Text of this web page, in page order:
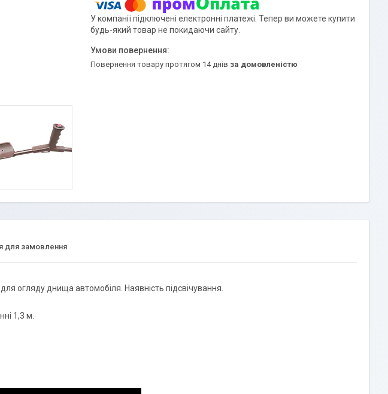
У компанії підключені електронні платежі. Тепер ви можете купити
будь-який товар не покидаючи сайту.
повернення товару протягом 14 днів за домовленістю
для замовлення
огляду днища автомобіля. Наявність підсвічування.
1,3 м.